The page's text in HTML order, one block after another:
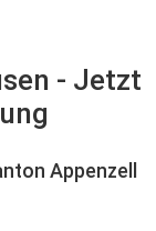
- Jetzt
Appenzell